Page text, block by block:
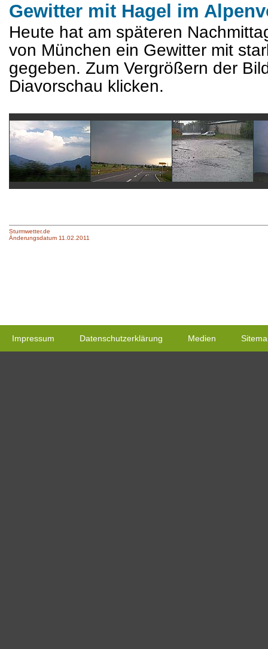
Gewitter mit Hagel im
Heute hat am späteren
von München ein Gewitter mit
gegeben. Zum Vergrößern der
Diavorschau klicken.
Sturmwetter.de
Änderungsdatum 11.02.2011
Impressum Datenschutzerklärung Medien